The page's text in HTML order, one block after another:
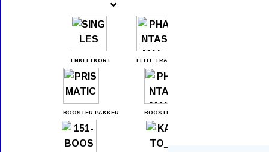
ENKELTKORT ELITE TRAINER BOXES
BOOSTER PAKKER BOOSTER BOXES
Viser 1 resultat